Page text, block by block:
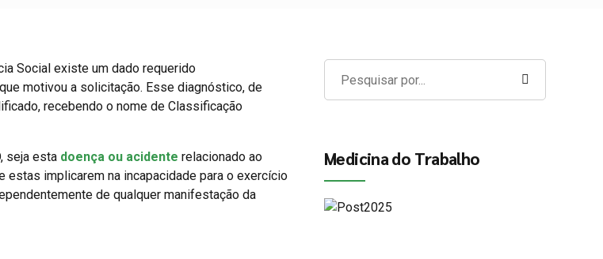
Social existe um dado requerido
motivou a solicitação. Esse diagnóstico, de
recebendo o nome de Classificação
seja esta doença ou acidente relacionado ao
estas implicarem na incapacidade para o exercício
de qualquer manifestação da
Medicina do Trabalho